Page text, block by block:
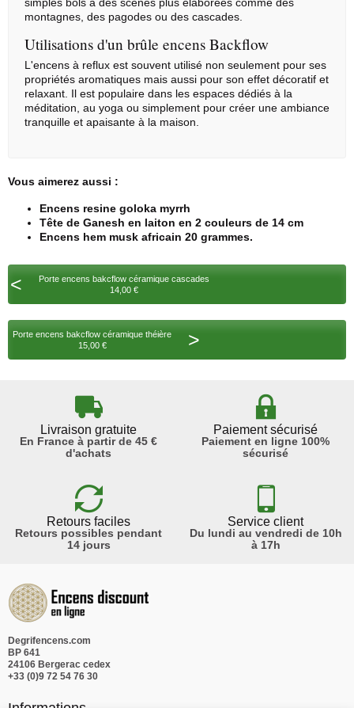
montagnes, des pagodes ou des cascades.
Utilisations d'un brûle encens Backflow
L'encens à reflux est souvent utilisé non seulement pour ses
propriétés aromatiques mais aussi pour son effet décoratif et
relaxant. Il est populaire dans les espaces dédiés à la
méditation, au yoga ou simplement pour créer une ambiance
tranquille et apaisante à la maison.
Vous aimerez aussi :
Encens resine goloka myrrh
Tête de Ganesh en laiton en 2 couleurs de 14 cm
Encens hem musk africain 20 grammes.
<
Porte encens bakcflow céramique cascades
14,00 €
Porte encens bakcflow céramique théière
15,00 €
>
Livraison gratuite
En France à partir de 45 €
d'achats
Paiement sécurisé
Paiement en ligne 100%
sécurisé
Retours faciles
Retours possibles pendant
14 jours
Service client
Du lundi au vendredi de 10h
à 17h
Degrifencens.com
BP 641
24106 Bergerac cedex
+33 (0)9 72 54 76 30